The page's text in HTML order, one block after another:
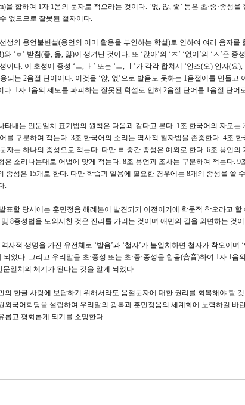
을 합하여 1자 1음의 문자로 적으라는 것이다. ‘없, 앉, 좋’ 등은 초·중·종성을
없으므로 잘못된 철자이다.
생의 용언불변설(용언의 어미 활용을 부인하는 학설)로 인하여 여러 음자를
‘ㅎ’ 받침(좋, 옳, 잃)이 생겨난 것이다. 또 ‘앉아’의 ‘ㅈ’ ‘없어’의 ‘ㅅ’은 중
다. 이 초성에 중성 ‘ㅡ, ㅏ’ 또는 ‘ㅡ, ㅓ’가 각각 합쳐서 ‘안즈(오) 안자(요),
되는 2음절 단어이다. 이것을 ‘앉, 없’으로 발음도 못하는 1음절어를 만들고
. 1자 1음의 제도를 파괴하는 잘못된 학설로 인해 2음절 단어를 1음절 단어
내는 언문일치 표기법의 원칙은 다음과 같다고 본다. 1조 한국어의 자모는
를 구분하여 적는다. 3조 한국어의 소리는 역사적 철자법을 존중한다. 4조 한
자는 하나의 종성으로 적는다. 다만 ㄹ 중간 종성은 예외로 한다. 6조 용언의
은 소리나는대로 어법에 맞게 적는다. 8조 용언과 조사는 구분하여 적는다. 9
종성은 15개로 한다. 다만 학습과 일용에 필요한 경우에는 8개의 종성을 쓸
.
표할 당시에는 훈민정음 해례본이 발견되기 이전이기에 학문적 착오라고 할
8종성법을 도외시한 것은 진리를 가리는 것이며 애민의 길을 외면하는 것
사적 생명을 가진 유전체로 ‘발음’과 ‘철자’가 불일치하면 철자가 착오이며 ‘
었다. 그리고 우리말을 초·중성 또는 초·중·종성을 합음(合音)하여 1자 1음
일치의 체계가 된다는 것을 알게 되었다.
의 한글 사랑에 보답하기 위해서라도 음절문자에 대한 권리를 회복해야 할
외국어학당을 설립하여 우리말의 광복과 훈민정음의 세계화에 노력하길 바
롭고 평화롭게 되기를 소망한다.